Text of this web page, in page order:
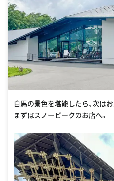
白馬の景色を堪能したら、次は
まずはスノーピークのお店へ。